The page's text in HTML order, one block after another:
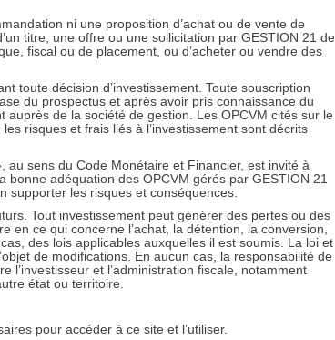
Article suivant
ni une proposition d’achat ou de vente de
titre, une offre ou une sollicitation par GESTION 21 de
fiscal ou de placement, ou d’acheter ou vendre des
toute décision d’investissement. Toute souscription
du prospectus et après avoir pris connaissance du
de la société de gestion. Les OPCVM cités sur le
risques et frais liés à l’investissement sont décrits
au sens du Code Monétaire et Financier, est invité à
bonne adéquation des OPCVM gérés par GESTION 21
supporter les risques et conséquences.
Tout investissement peut générer des pertes ou des
en ce qui concerne l’achat, la détention, la conversion,
des lois applicables auxquelles il est soumis. La loi et
de modifications. En aucun cas, la responsabilité de
l’investisseur et l’administration fiscale, notamment
état ou territoire.
pour accéder à ce site et l’utiliser.